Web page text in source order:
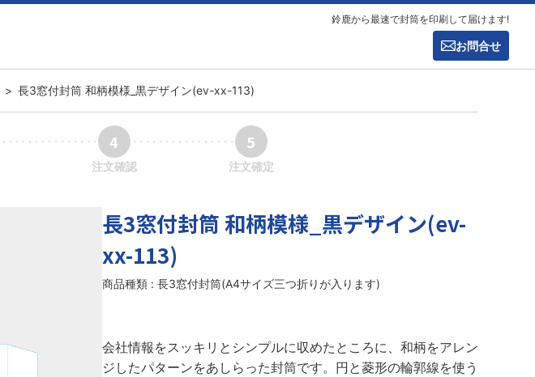
鈴鹿から最速で封筒を印刷して届けます!
お問合せ
>長3窓付封筒 和柄模様_黒デザイン(ev-xx-113)
4
注文確認
5
注文確定
長3窓付封筒 和柄模様_黒デザイン(ev-
xx-113)
商品種類 : 長3窓付封筒(A4サイズ三つ折りが入ります)
会社情報をスッキリとシンプルに収めたところに、和柄をアレン
ジしたパターンをあしらった封筒です。円と菱形の輪郭線を使う